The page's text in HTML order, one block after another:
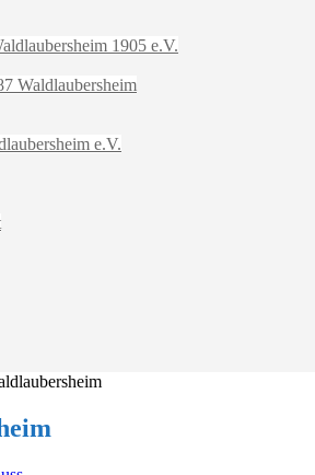
1905 e.V.
Waldlaubersheim
e.V.